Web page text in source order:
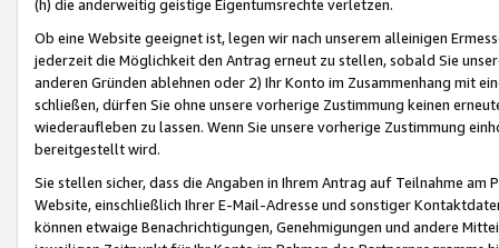
(h) die anderweitig geistige Eigentumsrechte verletzen.
Ob eine Website geeignet ist, legen wir nach unserem alleinigen
jederzeit die Möglichkeit den Antrag erneut zu stellen, sobald Sie
anderen Gründen ablehnen oder 2) Ihr Konto im Zusammenhang mit
schließen, dürfen Sie ohne unsere vorherige Zustimmung keinen
wiederaufleben zu lassen. Wenn Sie unsere vorherige Zustimmung
bereitgestellt wird.
Sie stellen sicher, dass die Angaben in Ihrem Antrag auf Teilnahme
Website, einschließlich Ihrer E-Mail-Adresse und sonstiger
können etwaige Benachrichtigungen, Genehmigungen und andere